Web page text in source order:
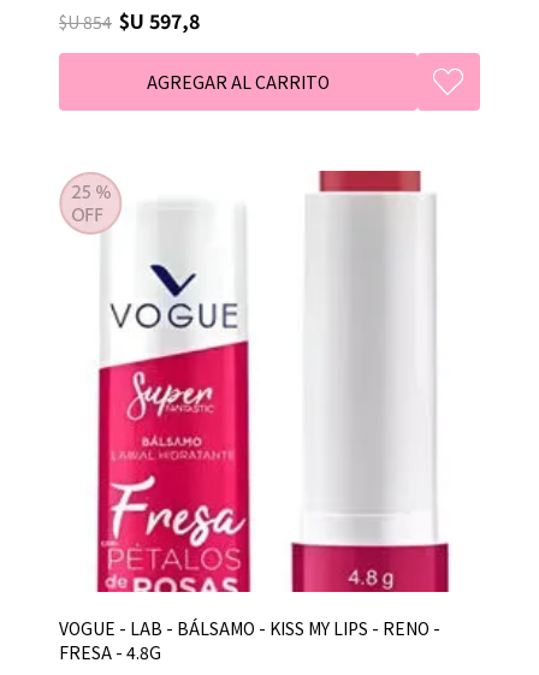
$U 854 $U 597,8
VOGUE - LAB - BÁLSAMO - KISS MY LIPS - RENO -
FRESA - 4.8G